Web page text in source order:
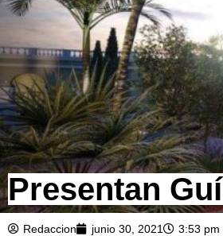
Presentan
Redaccion junio 30, 2021 3:53 pm